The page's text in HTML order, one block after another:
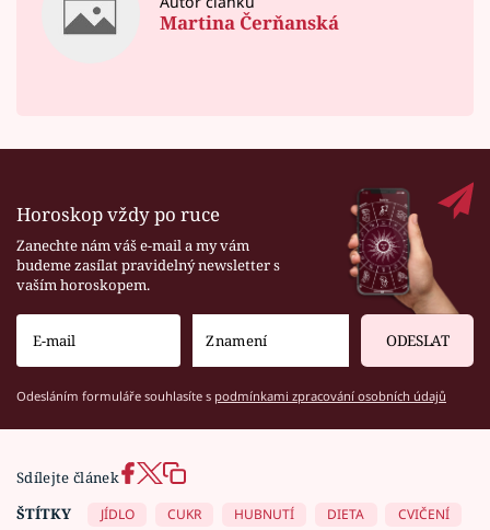
Martina Čerňanská
Horoskop vždy po ruce
Zanechte nám váš e-mail a my vám
budeme zasílat pravidelný newsletter s
vaším horoskopem.
ODESLAT
Odesláním formuláře souhlasíte s podmínkami zpracování osobních údajů
Sdílejte článek
ŠTÍTKY
JÍDLO CUKR HUBNUTÍ DIETA
CVIČENÍ